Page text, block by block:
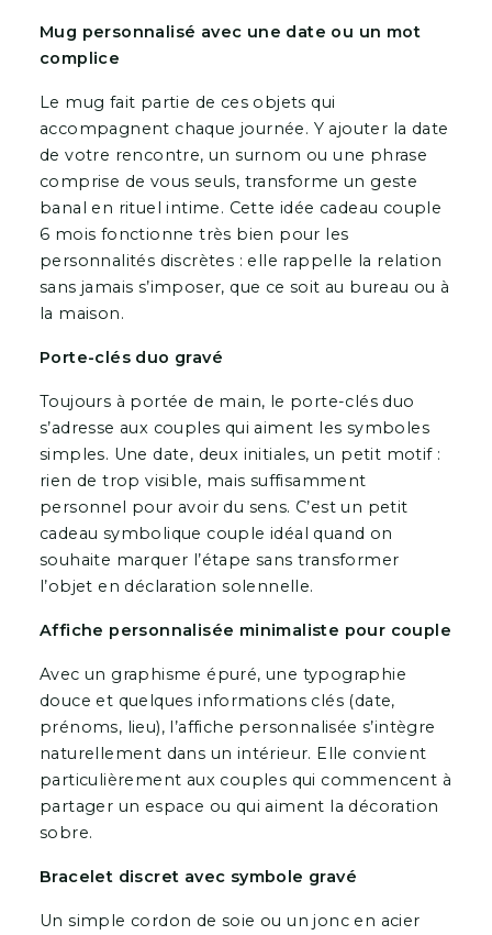
Mug personnalisé avec une date ou un mot
complice
Le mug fait partie de ces objets qui
accompagnent chaque journée. Y ajouter la date
de votre rencontre, un surnom ou une phrase
comprise de vous seuls, transforme un geste
banal en rituel intime. Cette idée cadeau couple
6 mois fonctionne très bien pour les
personnalités discrètes : elle rappelle la relation
sans jamais s’imposer, que ce soit au bureau ou à
la maison.
Porte-clés duo gravé
Toujours à portée de main, le porte-clés duo
s’adresse aux couples qui aiment les symboles
simples. Une date, deux initiales, un petit motif :
rien de trop visible, mais suffisamment
personnel pour avoir du sens. C’est un petit
cadeau symbolique couple idéal quand on
souhaite marquer l’étape sans transformer
l’objet en déclaration solennelle.
Affiche personnalisée minimaliste pour couple
Avec un graphisme épuré, une typographie
douce et quelques informations clés (date,
prénoms, lieu), l’affiche personnalisée s’intègre
naturellement dans un intérieur. Elle convient
particulièrement aux couples qui commencent à
partager un espace ou qui aiment la décoration
sobre.
Bracelet discret avec symbole gravé
Un simple cordon de soie ou un jonc en acier